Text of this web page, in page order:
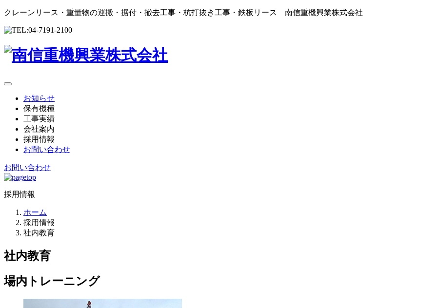
クレーンリース・重量物の運搬・据付・撤去工事・杭打抜き工事・鉄板リース 南信重機興業株式会社
お知らせ
保有機種
工事実績
会社案内
採用情報
お問い合わせ
お問い合わせ
採用情報
ホーム
採用情報
社内教育
社内教育
場内トレーニング